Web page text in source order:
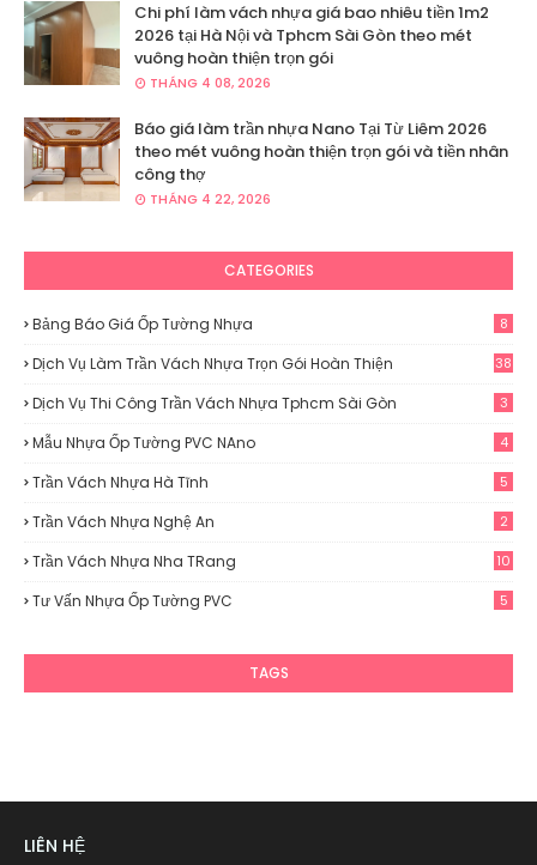
Chi phí làm vách nhựa giá bao nhiêu tiền 1m2
2026 tại Hà Nội và Tphcm Sài Gòn theo mét
vuông hoàn thiện trọn gói
THÁNG 4 08, 2026
Báo giá làm trần nhựa Nano Tại Từ Liêm 2026
theo mét vuông hoàn thiện trọn gói và tiền nhân
công thợ
THÁNG 4 22, 2026
CATEGORIES
Bảng Báo Giá Ốp Tường Nhựa 8
Dịch Vụ Làm Trần Vách Nhựa Trọn Gói Hoàn Thiện 38
Dịch Vụ Thi Công Trần Vách Nhựa Tphcm Sài Gòn 3
Mẫu Nhựa Ốp Tường PVC NAno 4
Trần Vách Nhựa Hà Tĩnh 5
Trần Vách Nhựa Nghệ An 2
Trần Vách Nhựa Nha TRang 10
Tư Vấn Nhựa Ốp Tường PVC 5
TAGS
LIÊN HỆ